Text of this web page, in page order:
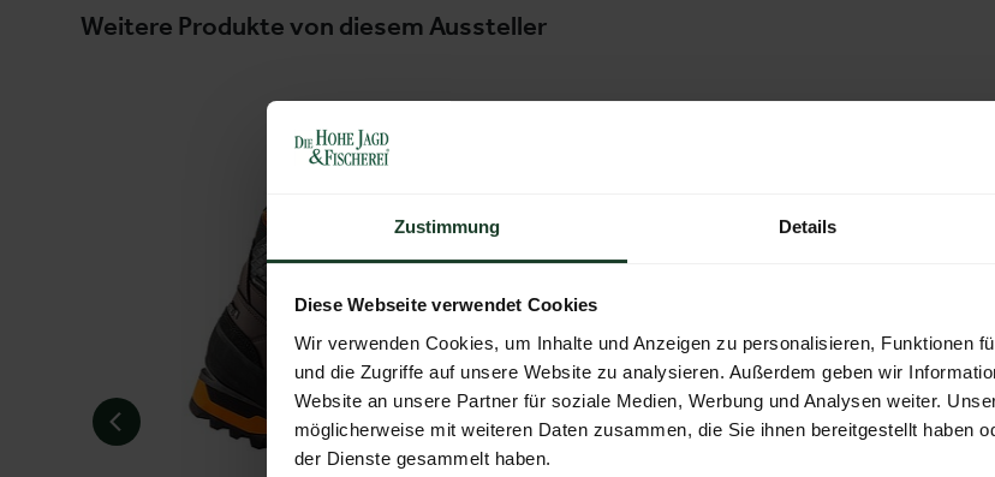
Zustimmung Details
Diese Webseite verwendet Cookies
Wir verwenden Cookies, um Inhalte und Anzeigen zu personalisieren, Funktionen
und die Zugriffe auf unsere Website zu analysieren. Außerdem geben wir
Website an unsere Partner für soziale Medien, Werbung und Analysen weiter.
möglicherweise mit weiteren Daten zusammen, die Sie ihnen bereitgestellt haben
der Dienste gesammelt haben.
Weitere Produkte von diesem Aussteller